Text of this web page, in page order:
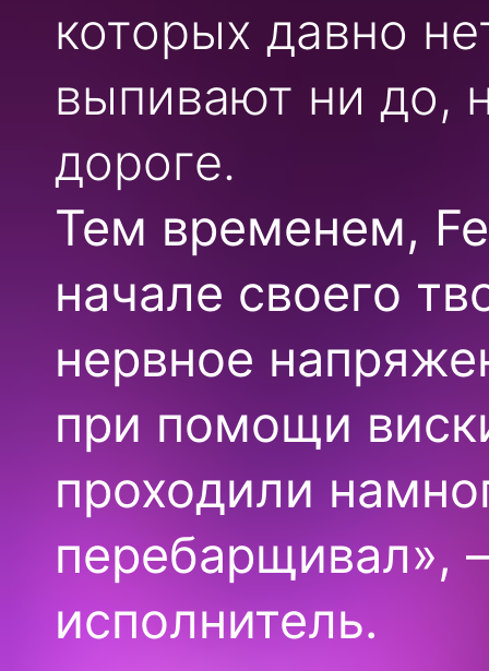
которых давно
выпивают ни до,
дороге.
Тем временем,
начале своего
нервное
при помощи
проходили
перебарщивал»,
исполнитель.